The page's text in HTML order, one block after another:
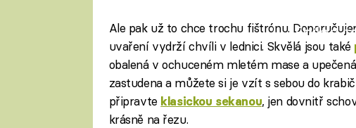
Failed
Ale pak už to chce trochu fištrónu.
uvaření vydrží chvíli v lednici. Skvělá jsou také
obalená v ochuceném mletém mase a
zastudena a můžete si je vzít s sebou do
připravte klasickou sekanou, jen dovnitř
krásně na řezu.